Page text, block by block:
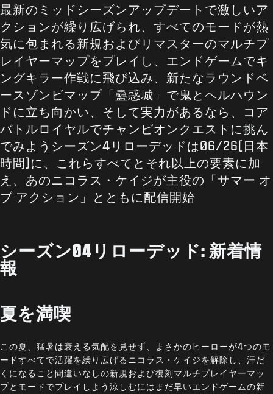
最新のミッドシーズンアップデートで激しいア
クションが繰り広げられ、すべてのモードが熱
気に包まれる新規およびリマスターのマルチプ
レイヤーマップをプレイし、エンドゲームでキ
ングキラー作戦に飛び込み、新たなラウンドベ
ースゾンビマップ「蠱惑城」で鬼とヘルハウン
ドに立ち向かい、そして実力があるなら、コア
バトルロイヤルでチャンピオンクエストに挑ん
でみようシーズン4リローデッドは06/26(日本
時間)に、これらすべてとそれ以上の要素に加
え、あのニコラス・ケイジが主役の「サマー オ
ブ アクション」とともに配信開始
シーズン04リローデッド: 新着情
報
夏を満喫
この夏、猛暑は衰える気配を見せず、まさかのヒーローが4つのモ
ードすべてで活躍を繰り広げるニコラス・ケイジを解除し、汗だ
くになること間違いなしの新規および復刻マルチプレイヤーマッ
プとモードでプレイしよう涼しむにはまだ早いエンドゲームの新